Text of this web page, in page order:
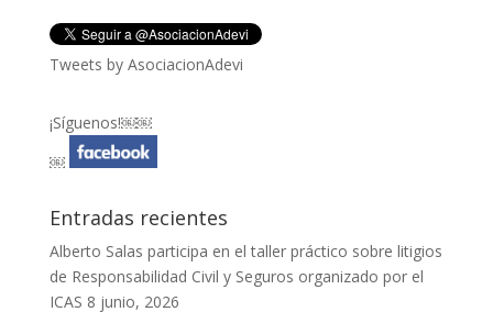
Tweets by AsociacionAdevi
¡Síguenos!￼￼
￼
Entradas recientes
Alberto Salas participa en el taller práctico sobre litigios
de Responsabilidad Civil y Seguros organizado por el
ICAS 8 junio, 2026